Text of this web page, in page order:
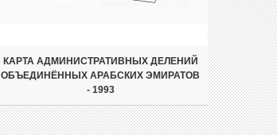
КАРТА АДМИНИСТРАТИВНЫХ ДЕЛЕНИЙ
ОБЪЕДИНЁННЫХ АРАБСКИХ ЭМИРАТОВ
- 1993